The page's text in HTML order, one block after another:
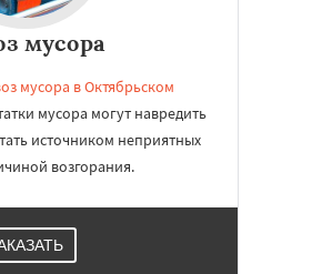
мусора
мусора в Октябрьском
мусора могут навредить
источником неприятных
возгорания.